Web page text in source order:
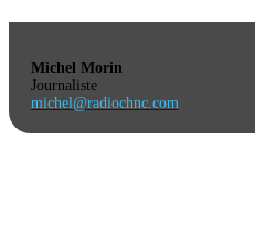
Michel Morin
Journaliste
michel@radiochnc.com